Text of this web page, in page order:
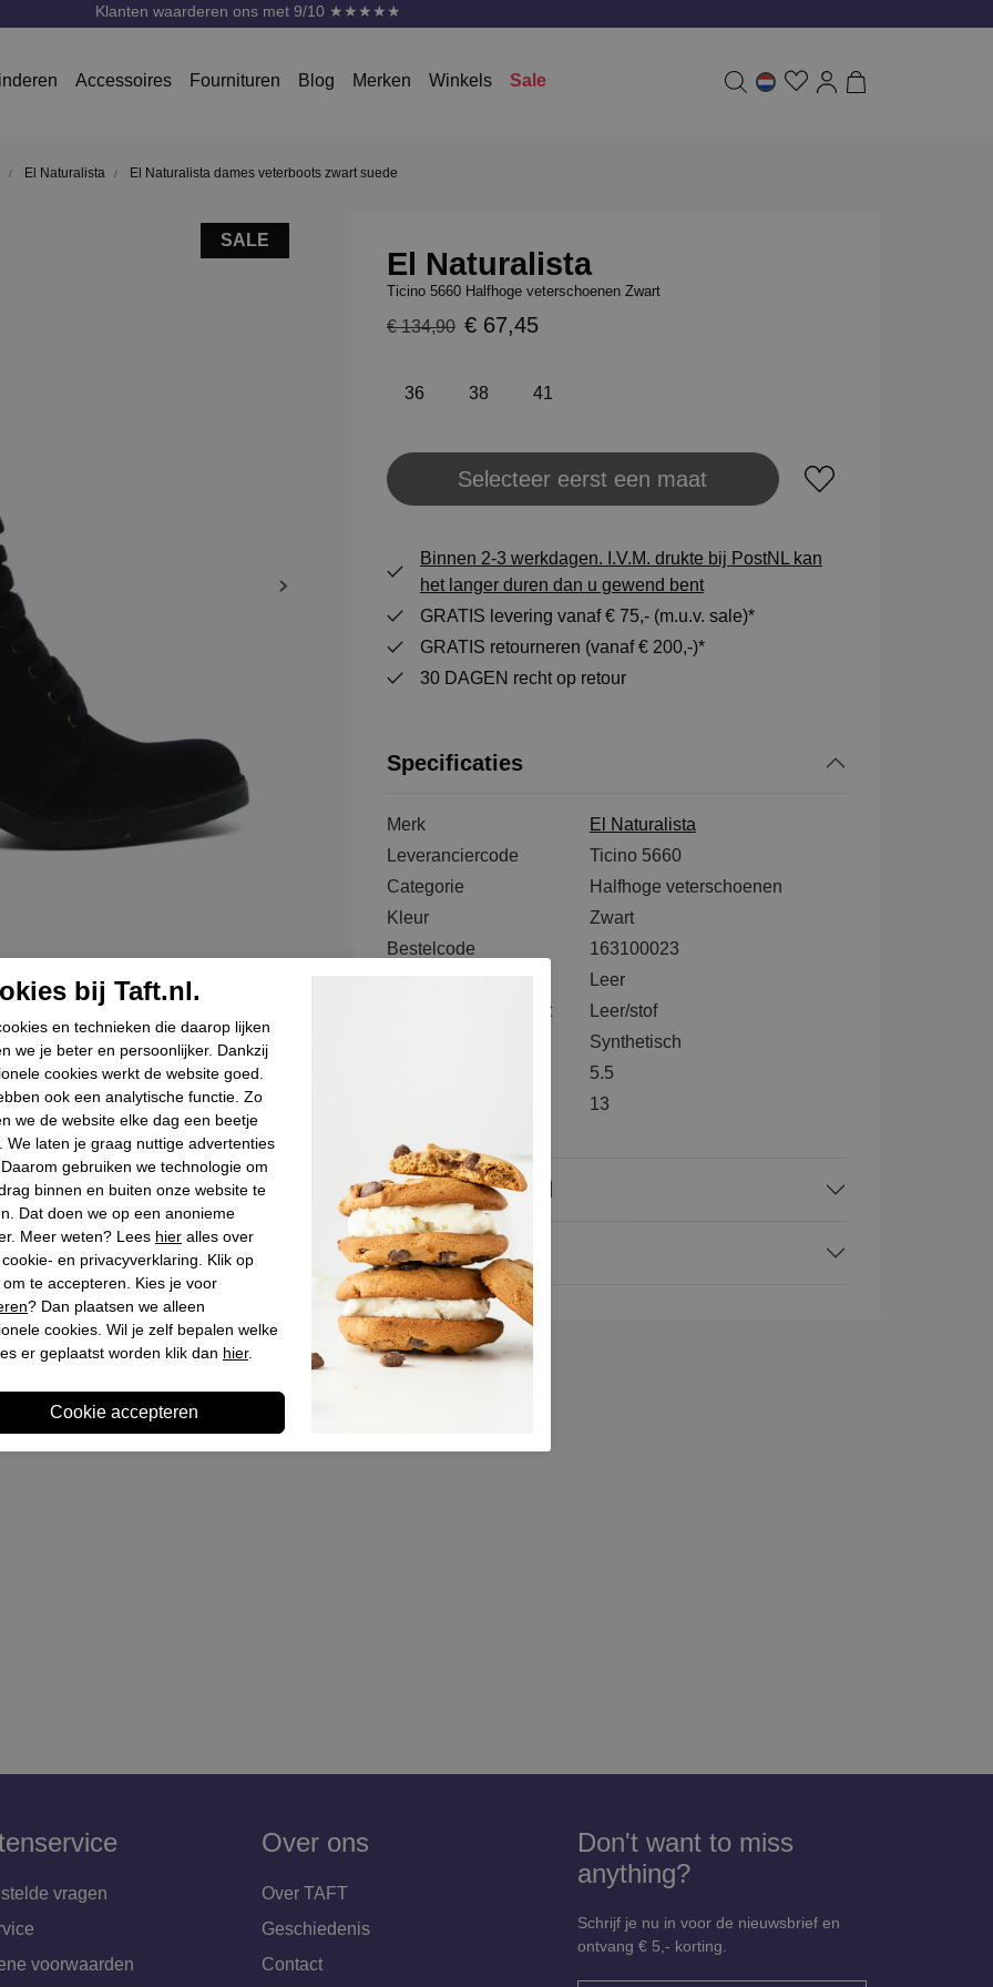
Klanten waarderen ons met 9/10 ★★★★★
Accessoires Fournituren Blog Merken Winkels Sale
El Naturalista El Naturalista dames veterboots zwart suede
SALE
El Naturalista
Ticino 5660 Halfhoge veterschoenen Zwart
€ 134,90 € 67,45
36 38 41
Plaats in winkeltas
Selecteer eerst een maat
Binnen 2-3 werkdagen. I.V.M. drukte bij PostNL kan
het langer duren dan u gewend bent
GRATIS levering vanaf € 75,- (m.u.v. sale)*
GRATIS retourneren (vanaf € 200,-)*
30 DAGEN recht op retour
Specificaties
Merk
El Naturalista
Leveranciercode
Ticino 5660
Categorie
Halfhoge veterschoenen
Kleur
Zwart
Bestelcode
163100023
Leer
Materiaal binnenkant
Leer/stof
Synthetisch
5.5
13
Winkelvoorraad
Omschrijving
Laatst bekeken
vragen
voorwaarden
Over ons
Over TAFT
Geschiedenis
Contact
Don't want to miss
anything?
Schrijf je nu in voor de nieuwsbrief en
ontvang € 5,- korting.
bij Taft.nl.
en technieken die daarop lijken
we je beter en persoonlijker. Dankzij
cookies werkt de website goed.
ook een analytische functie. Zo
we de website elke dag een beetje
We laten je graag nuttige advertenties
gebruiken we technologie om
binnen en buiten onze website te
Dat doen we op een anonieme
Meer weten? Lees hier alles over
en privacyverklaring. Klik op
te accepteren. Kies je voor
? Dan plaatsen we alleen
cookies. Wil je zelf bepalen welke
er geplaatst worden klik dan hier.